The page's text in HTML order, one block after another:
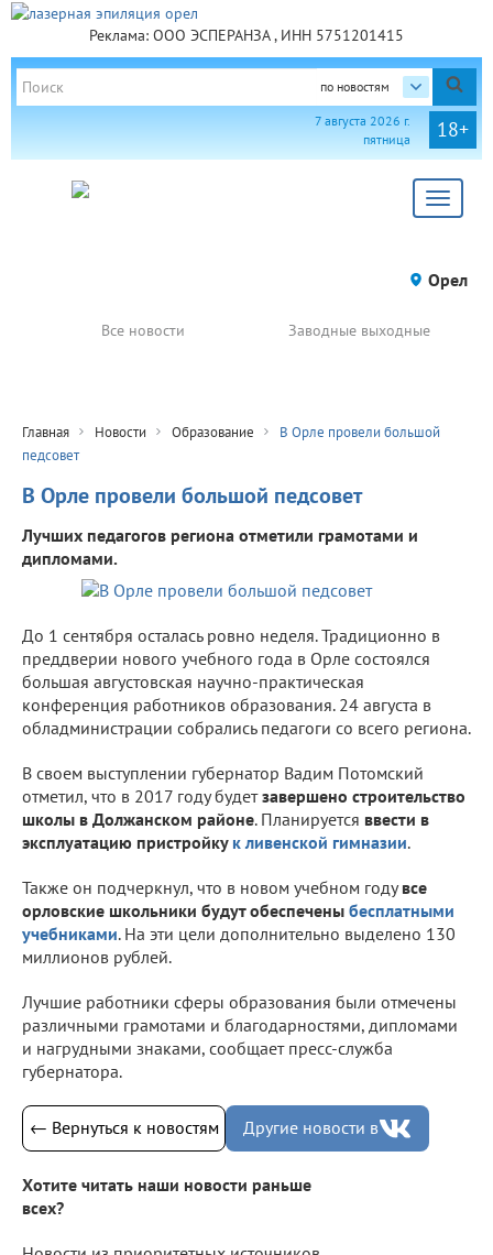
Реклама: ООО ЭСПЕРАНЗА , ИНН 5751201415
по новостям
18+
7 августа 2026 г.
пятница
Toggle
Орел
Все новости Заводные выходные
Главная Новости Образование
В Орле провели большой
педсовет
В Орле провели большой педсовет
Лучших педагогов региона отметили грамотами и
дипломами.
До 1 сентября осталась ровно неделя. Традиционно в
преддверии нового учебного года в Орле состоялся
большая августовская научно-практическая
конференция работников образования. 24 августа в
обладминистрации собрались педагоги со всего региона.
В своем выступлении губернатор Вадим Потомский
отметил, что в 2017 году будетзавершено строительство
школы в Должанском районе. Планируется ввести в
эксплуатацию пристройку к ливенской гимназии.
Также он подчеркнул, что в новом учебном годувсе
орловские школьники будут обеспечены бесплатными
учебниками. На эти цели дополнительно выделено 130
миллионов рублей.
Лучшие работники сферы образования были отмечены
различными грамотами и благодарностями, дипломами
и нагрудными знаками, сообщает пресс-служба
губернатора.
← Вернуться к новостям Другие новости в
Хотите читать наши новости раньше
всех?